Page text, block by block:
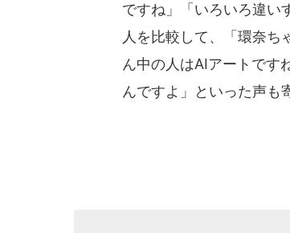
ですね」「いろいろ違い
人を比較して、「環奈ち
ん中の人はAIアートです
んですよ」といった声も